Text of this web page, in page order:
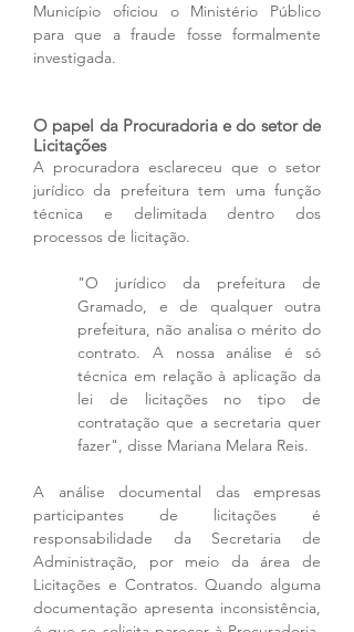
Município oficiou o Ministério Público
para que a fraude fosse formalmente
investigada.
O papel da Procuradoria e do setor de
Licitações
A procuradora esclareceu que o setor
jurídico da prefeitura tem uma função
técnica e delimitada dentro dos
processos de licitação.
"O jurídico da prefeitura de
Gramado, e de qualquer outra
prefeitura, não analisa o mérito do
contrato. A nossa análise é só
técnica em relação à aplicação da
lei de licitações no tipo de
contratação que a secretaria quer
fazer", disse Mariana Melara Reis.
A análise documental das empresas
participantes de licitações é
responsabilidade da Secretaria de
Administração, por meio da área de
Licitações e Contratos. Quando alguma
documentação apresenta inconsistência,